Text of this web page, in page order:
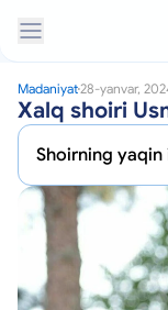
Madaniyat28-yanvar,
Xalq shoiri
Shoirning